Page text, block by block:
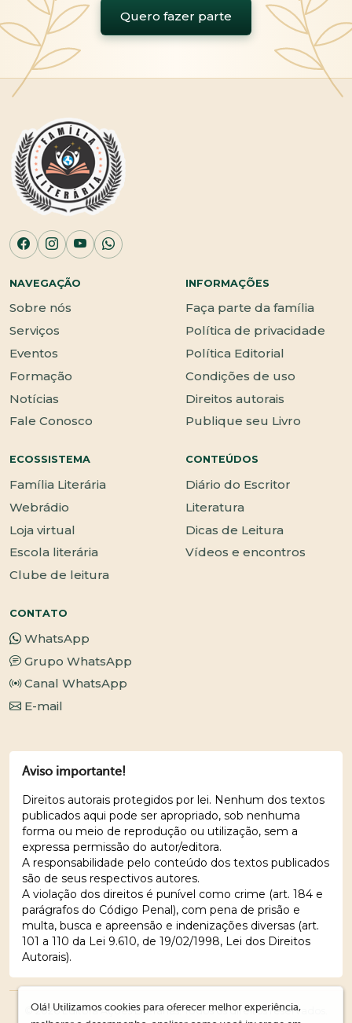
Quero fazer parte
NAVEGAÇÃO
Sobre nós
Serviços
Eventos
Formação
Notícias
Fale Conosco
INFORMAÇÕES
Faça parte da família
Política de privacidade
Política Editorial
Condições de uso
Direitos autorais
Publique seu Livro
ECOSSISTEMA
Família Literária
Webrádio
Loja virtual
Escola literária
Clube de leitura
CONTEÚDOS
Diário do Escritor
Literatura
Dicas de Leitura
Vídeos e encontros
CONTATO
WhatsApp
Grupo WhatsApp
Canal WhatsApp
E-mail
Aviso importante!
Direitos autorais protegidos por lei. Nenhum dos textos
publicados aqui pode ser apropriado, sob nenhuma
forma ou meio de reprodução ou utilização, sem a
expressa permissão do autor/editora.
A responsabilidade pelo conteúdo dos textos publicados
são de seus respectivos autores.
A violação dos direitos é punível como crime (art. 184 e
parágrafos do Código Penal), com pena de prisão e
multa, busca e apreensão e indenizações diversas (art.
101 a 110 da Lei 9.610, de 19/02/1998, Lei dos Direitos
Autorais).
© 2026 Editora Ações Literárias. Todos os direitos reservados.
Olá! Utilizamos cookies para oferecer melhor experiência,